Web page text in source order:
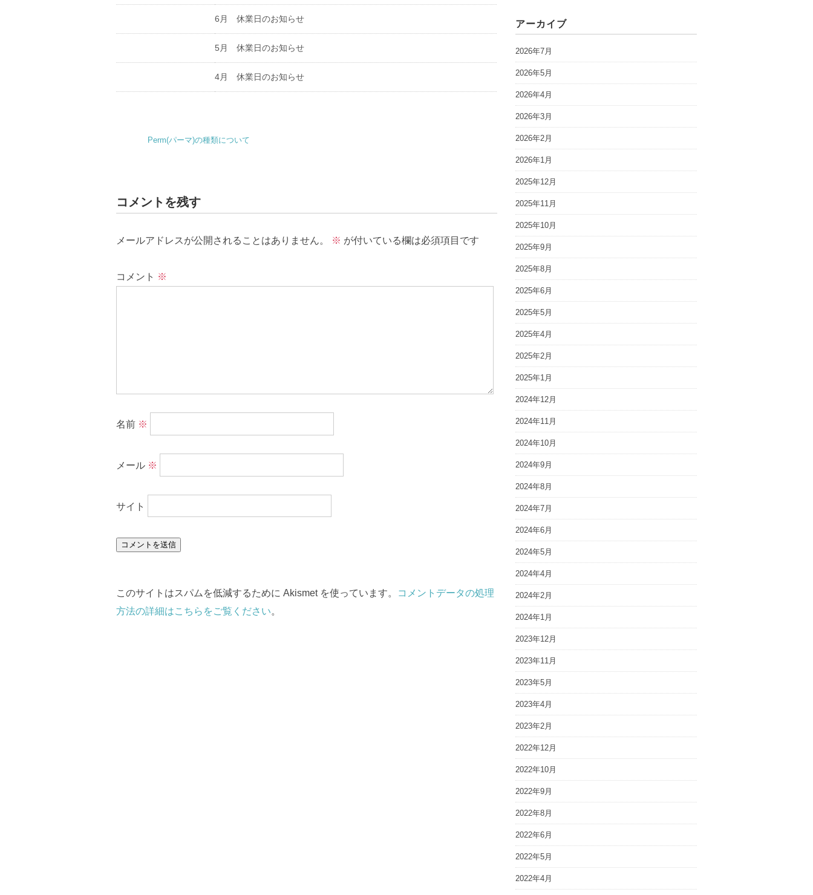
6月 休業日のお知らせ
5月 休業日のお知らせ
4月 休業日のお知らせ
Perm(パーマ)の種類について
コメントを残す
メールアドレスが公開されることはありません。 ※ が付いている欄は必須項目です
コメント ※
名前 ※
メール ※
サイト
このサイトはスパムを低減するために Akismet を使っています。
コメントデータの処理
方法の詳細はこちらをご覧ください。
アーカイブ
2026年7月
2026年5月
2026年4月
2026年3月
2026年2月
2026年1月
2025年12月
2025年11月
2025年10月
2025年9月
2025年8月
2025年6月
2025年5月
2025年4月
2025年2月
2025年1月
2024年12月
2024年11月
2024年10月
2024年9月
2024年8月
2024年7月
2024年6月
2024年5月
2024年4月
2024年2月
2024年1月
2023年12月
2023年11月
2023年5月
2023年4月
2023年2月
2022年12月
2022年10月
2022年9月
2022年8月
2022年6月
2022年5月
2022年4月